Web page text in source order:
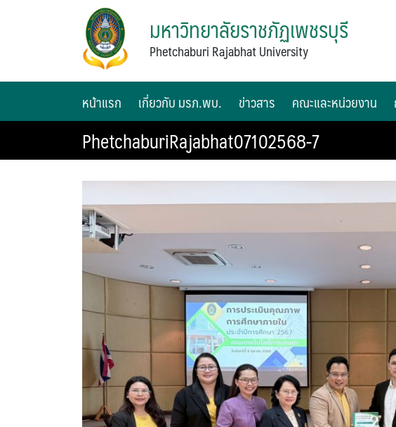
มหาวิทยาลัยราชภัฏเพชรบุรี
Phetchaburi Rajabhat University
หน้าแรก เกี่ยวกับ มรภ.พบ. ข่าวสาร คณะและหน่วยงาน
PhetchaburiRajabhat07102568-7